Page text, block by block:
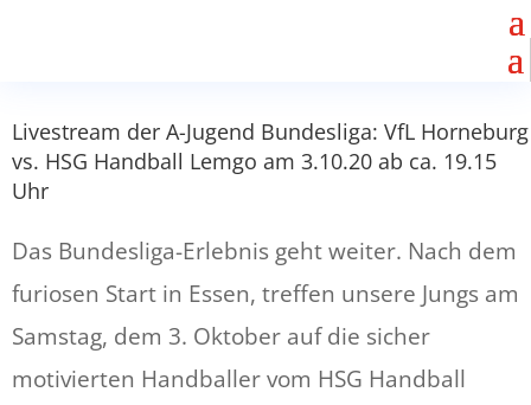
Livestream der A-Jugend Bundesliga: VfL Horneburg
vs. HSG Handball Lemgo am 3.10.20 ab ca. 19.15
Uhr
Das Bundesliga-Erlebnis geht weiter. Nach dem
furiosen Start in Essen, treffen unsere Jungs am
Samstag, dem 3. Oktober auf die sicher
motivierten Handballer vom HSG Handball